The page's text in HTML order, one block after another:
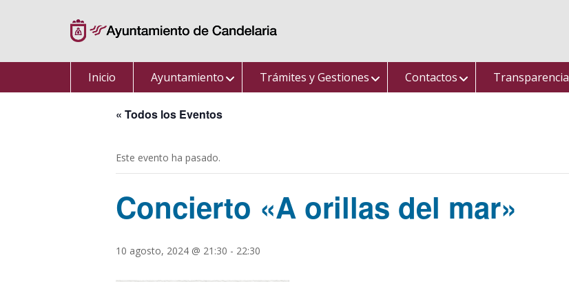
Inicio Ayuntamiento Trámites y Gestiones Contactos Transparencia
« Todos los Eventos
Este evento ha pasado.
Concierto «A orillas del mar»
10 agosto, 2024 @ 21:30 - 22:30